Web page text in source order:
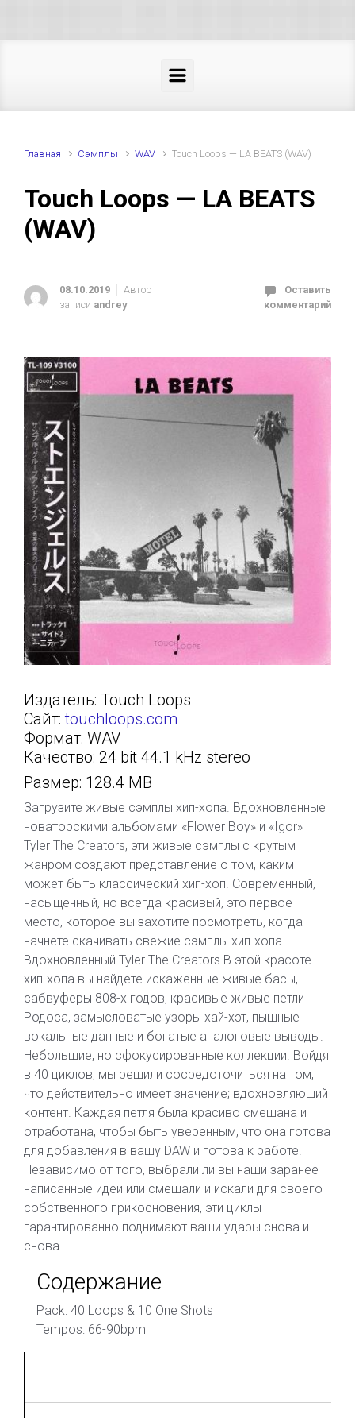
Главная Cэмплы WAV Touch Loops — LA BEATS (WAV)
Touch Loops — LA BEATS
(WAV)
08.10.2019
Автор
записи andrey
Оставить
комментарий
Издатель: Touch Loops
Сайт:touchloops.com
Формат: WAV
Качество: 24 bit 44.1 kHz stereo
Размер: 128.4 MB
Загрузите живые сэмплы хип-хопа. Вдохновленные
новаторскими альбомами «Flower Boy» и «Igor»
Tyler The Creators, эти живые сэмплы с крутым
жанром создают представление о том, каким
может быть классический хип-хоп. Современный,
насыщенный, но всегда красивый, это первое
место, которое вы захотите посмотреть, когда
начнете скачивать свежие сэмплы хип-хопа.
Вдохновленный Tyler The Creators В этой красоте
хип-хопа вы найдете искаженные живые басы,
сабвуферы 808-х годов, красивые живые петли
Родоса, замысловатые узоры хай-хэт, пышные
вокальные данные и богатые аналоговые выводы.
Небольшие, но сфокусированные коллекции. Войдя
в 40 циклов, мы решили сосредоточиться на том,
что действительно имеет значение; вдохновляющий
контент. Каждая петля была красиво смешана и
отработана, чтобы быть уверенным, что она готова
для добавления в вашу DAW и готова к работе.
Независимо от того, выбрали ли вы наши заранее
написанные идеи или смешали и искали для своего
собственного прикосновения, эти циклы
гарантированно поднимают ваши удары снова и
снова.
Содержание
Pack: 40 Loops & 10 One Shots
Tempos: 66-90bpm